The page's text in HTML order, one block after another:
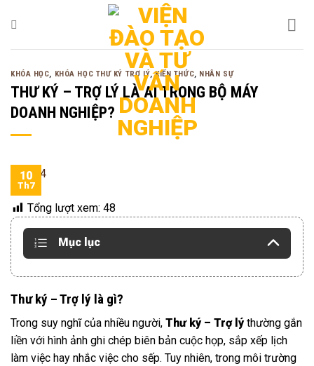
qua
KHÓA HỌC, KHÓA HỌC THƯ KÝ TRỢ LÝ,KIẾN THỨC, NHÂN SỰ
THƯ KÝ – TRỢ LÝ LÀ AI TRONG BỘ MÁY
DOANH NGHIỆP?
10
Th7
Tổng lượt xem: 48
Mục lục
Thư ký – Trợ lý là gì?
Trong suy nghĩ của nhiều người, Thư ký – Trợ lýthường gắn
liền với hình ảnh ghi chép biên bản cuộc họp, sắp xếp lịch
làm việc hay nhắc việc cho sếp. Tuy nhiên, trong môi trường